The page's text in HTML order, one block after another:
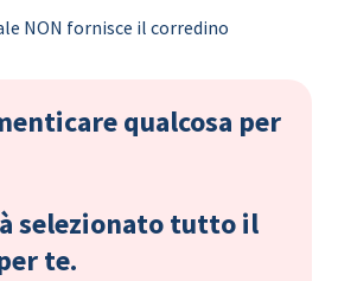
NON fornisce il corredino
qualcosa per
selezionato tutto il
te.